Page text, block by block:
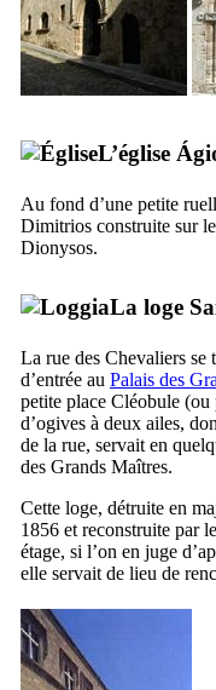
L’église
Au fond d’une petite
Dimitrios construite sur
Dionysos.
La loge
La rue des Chevaliers se
d’entrée au Palais des
petite place Cléobule (ou
d’ogives à deux ailes,
de la rue, servait en
des Grands Maîtres.
Cette loge, détruite en
1856 et reconstruite par
étage, si l’on en juge
elle servait de lieu de